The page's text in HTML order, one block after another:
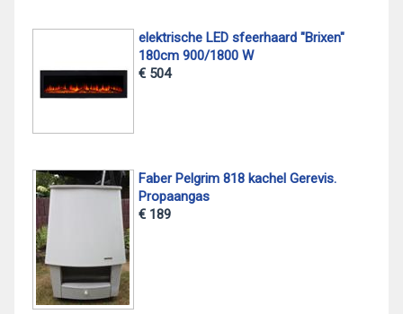
elektrische LED sfeerhaard "Brixen"
180cm 900/1800 W
€ 504
Faber Pelgrim 818 kachel Gerevis.
Propaangas
€ 189